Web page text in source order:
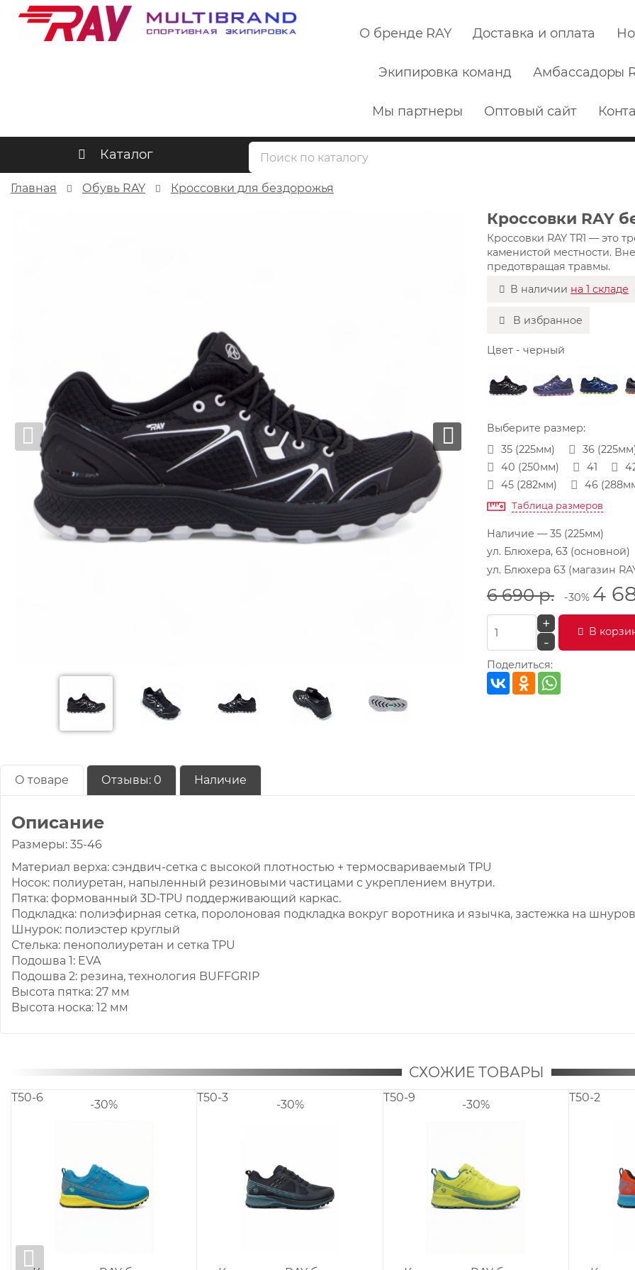
О бренде RAY Доставка и оплата
Экипировка команд Амбассадоры
Мы партнеры Оптовый сайт
Каталог
Главная Обувь RAY Кроссовки для бездорожья
Кроссовки RAY
Кроссовки RAY TR1 — это
каменистой местности.
предотвращая травмы.
В наличии на 1 складе
В избранное
Цвет - черный
Выберите размер:
35 (225мм)
36
40 (250мм)
41
45 (282мм)
46
Таблица размеров
Наличие — 35 (225мм)
ул. Блюхера, 63 (основной)
ул. Блюхера 63 (магазин
6 690 р. -30% 4
+
-
В
Поделиться:
О товаре Отзывы: 0 Наличие
Описание
Размеры: 35-46
Материал верха: сэндвич-сетка с высокой плотностью + термосвариваемый TPU
Носок: полиуретан, напыленный резиновыми частицами с укреплением внутри.
Пятка: формованный 3D-TPU поддерживающий каркас.
Подкладка: полиэфирная сетка, поролоновая подкладка вокруг воротника и язычка, застежка на
Шнурок: полиэстер круглый
Стелька: пенополиуретан и сетка TPU
Подошва 1: EVA
Подошва 2: резина, технология BUFFGRIP
Высота пятка: 27 мм
Высота носка: 12 мм
СХОЖИЕ ТОВАРЫ
-30% -30% -30% -30%